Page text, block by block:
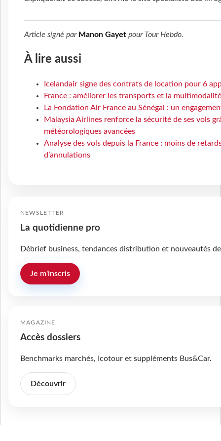
Article signé par Manon Gayet pour Tour Hebdo.
À lire aussi
Icelandair signe des contrats de location pour 6
France : améliorer les transports et la multimodalité
La Fondation Air France au Sénégal : un
Malaysia Airlines renforce la sécurité de ses vols
météorologiques avancées
Analyse des vols depuis la France : moins de
d’annulations
NEWSLETTER
La quotidienne pro
Débrief business, tendances distribution et nouveautés
Je m'inscris
MAGAZINE
Accès dossiers
Benchmarks marchés, Icotour et suppléments Bus&Car.
Découvrir